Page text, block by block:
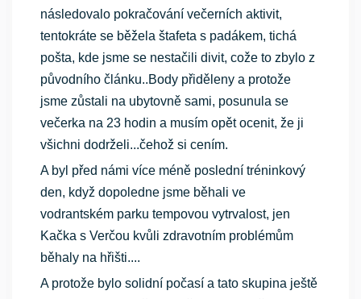
následovalo pokračování večerních aktivit,
tentokráte se běžela štafeta s padákem, tichá
pošta, kde jsme se nestačili divit, cože to zbylo z
původního článku..Body přiděleny a protože
jsme zůstali na ubytovně sami, posunula se
večerka na 23 hodin a musím opět ocenit, že ji
všichni dodrželi...čehož si cením.
A byl před námi více méně poslední tréninkový
den, když dopoledne jsme běhali ve
vodrantském parku tempovou vytrvalost, jen
Kačka s Verčou kvůli zdravotním problémům
běhaly na hřišti....
A protože bylo solidní počasí a tato skupina ještě